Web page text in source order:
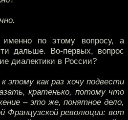
по этому вопросу, а
дальше. Во-первых, вопрос
диалектики в России?
этому как раз хочу подвести
кратенько, потому что
– это же, понятное дело,
Французской революции: вот